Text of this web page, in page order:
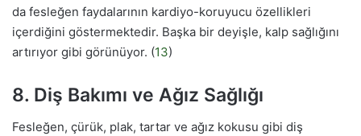
da fesleğen faydalarının kardiyo-koruyucu özellikleri
içerdiğini göstermektedir. Başka bir deyişle, kalp sağlığını
artırıyor gibi görünüyor. (13)
8. Diş Bakımı ve Ağız Sağlığı
Fesleğen, çürük, plak, tartar ve ağız kokusu gibi diş